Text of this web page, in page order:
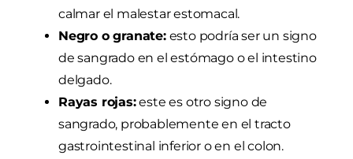
calmar el malestar estomacal.
Negro o granate:esto podría ser un signo
de sangrado en el estómago o el intestino
delgado.
Rayas rojas:este es otro signo de
sangrado, probablemente en el tracto
gastrointestinal inferior o en el colon.